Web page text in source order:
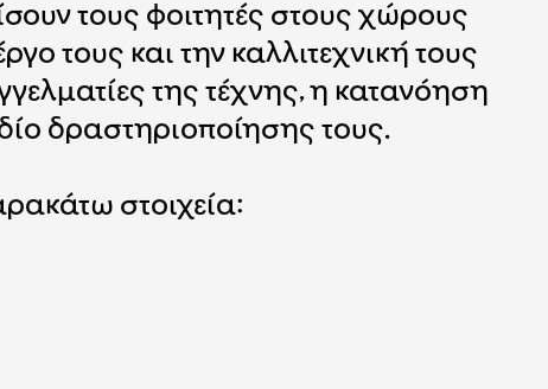
τους φοιτητές στους χώρους
τους και την καλλιτεχνική τους
της τέχνης, η κατανόηση
δραστηριοποίησης τους.
στοιχεία: